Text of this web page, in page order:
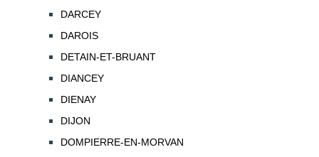
DARCEY
DAROIS
DETAIN-ET-BRUANT
DIANCEY
DIENAY
DIJON
DOMPIERRE-EN-MORVAN